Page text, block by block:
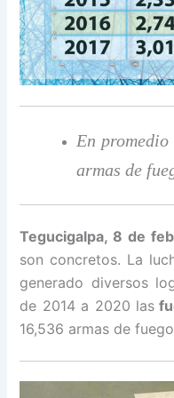
En
armas de
Tegucigalpa, 8 de
son concretos. La
generado diversos
de 2014 a 2020 las
16,536 armas de